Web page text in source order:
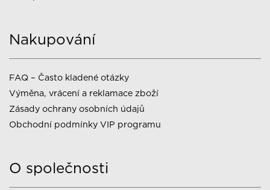
Nakupování
FAQ – Často kladené otázky
Výměna, vrácení a reklamace zboží
Zásady ochrany osobních údajů
Obchodní podmínky VIP programu
O společnosti